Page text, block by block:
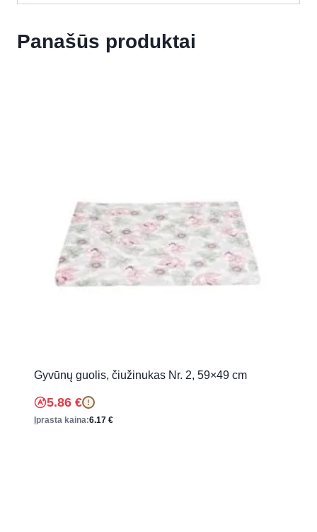
Panašūs produktai
Gyvūnų guolis, čiužinukas Nr. 2, 59×49 cm
5.86 € !
Įprasta kaina:6.17 €